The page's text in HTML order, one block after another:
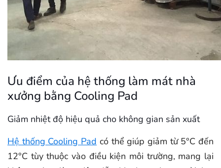
Ưu điểm của hệ thống làm mát nhà
xưởng bằng Cooling Pad
Giảm nhiệt độ hiệu quả cho không gian sản xuất
Hệ thống Cooling Pad có thể giúp giảm từ 5°C đến
12°C tùy thuộc vào điều kiện môi trường, mang lại